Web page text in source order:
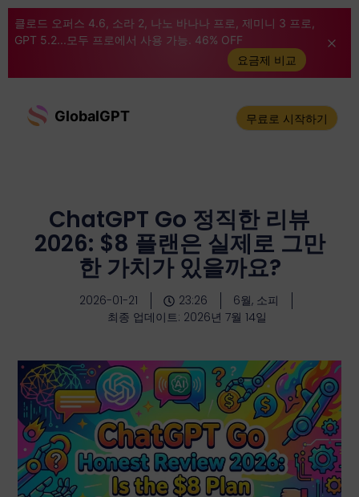
클로드 오퍼스 4.6, 소라 2, 나노 바나나 프로, 제미니 3 프로,
GPT 5.2...모두 프로에서 사용 가능. 46% OFF
요금제 비교
GlobalGPT 무료로 시작하기
ChatGPT Go 정직한 리뷰
2026: $8 플랜은 실제로 그만
한 가치가 있을까요?
2026-01-21 23:26
6월, 소피
최종 업데이트: 2026년 7월 14일